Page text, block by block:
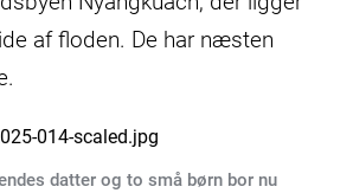
af floden. De har næsten
datter og to små børn bor nu